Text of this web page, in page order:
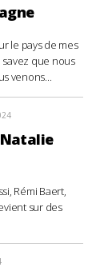
le pays de mes
que nous
venons...
Rémi Baert,
sur des